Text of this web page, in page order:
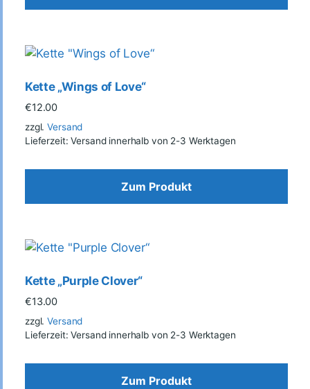
Kette „Wings of Love“
€12.00
zzgl.Versand
Lieferzeit: Versand innerhalb von 2-3 Werktagen
Zum Produkt
Kette „Purple Clover“
€13.00
zzgl.Versand
Lieferzeit: Versand innerhalb von 2-3 Werktagen
Zum Produkt